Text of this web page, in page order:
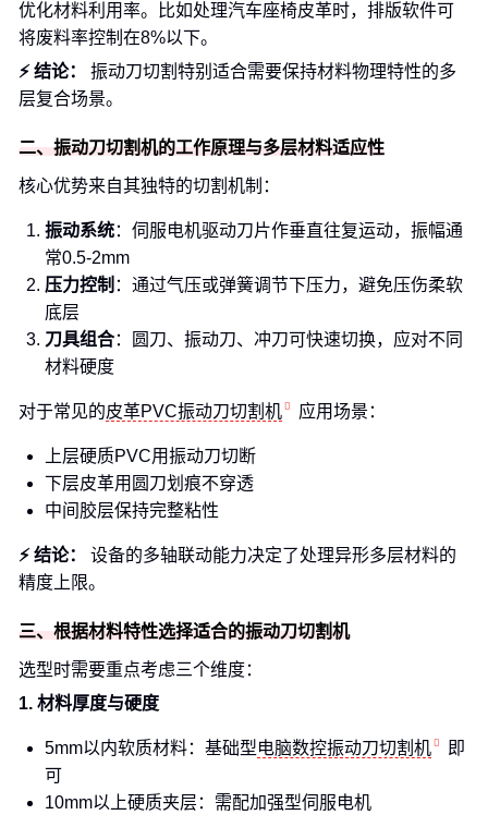
优化材料利用率。比如处理汽车座椅皮革时，排版软件可
将废料率控制在8%以下。
⚡ 结论：
振动刀切割特别适合需要保持材料物理特性的多
层复合场景。
二、振动刀切割机的工作原理与多层材料适应性
核心优势来自其独特的切割机制：
振动系统：伺服电机驱动刀片作垂直往复运动，振幅通
常0.5-2mm
压力控制 ：通过气压或弹簧调节下压力，避免压伤柔软
底层
刀具组合：圆刀、振动刀、冲刀可快速切换，应对不同
材料硬度
对于常见的皮革PVC振动刀切割机 应用场景：
上层硬质PVC用振动刀切断
下层皮革用圆刀划痕不穿透
中间胶层保持完整粘性
⚡ 结论：
设备的多轴联动能力决定了处理异形多层材料的
精度上限。
三、根据材料特性选择适合的振动刀切割机
选型时需要重点考虑三个维度：
1. 材料厚度与硬度
5mm以内软质材料：基础型电脑数控振动刀切割机
即
可
10mm以上硬质夹层：需配加强型伺服电机